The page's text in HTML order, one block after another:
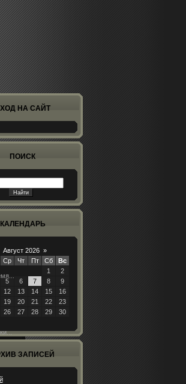
НА САЙТ
ПОИСК
КАЛЕНДАРЬ
Август 2026 »
Ср Чт Пт Сб
Вс
1
2
5 6 7 8
9
12 13 14 15
16
19 20 21 22
23
26 27 28 29
30
ЗАПИСЕЙ